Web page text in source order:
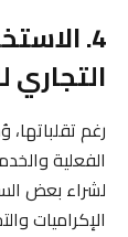
4.
رغم
الفعلية
لشراء بعض
الإكراميات